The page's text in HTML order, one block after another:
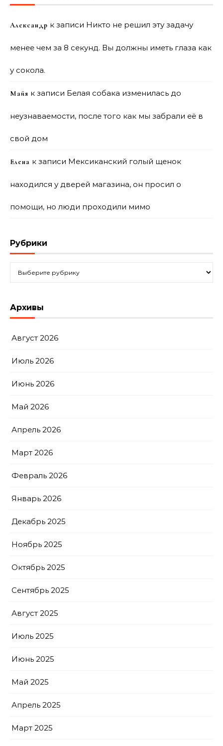
Александр к записи Никто не решил эту задачу
менее чем за 8 секунд. Вы должны иметь глаза как
у сокола.
Майя к записи Белая собака изменилась до
неузнаваемости, после того как мы забрали её в
свой дом
Елена к записи Мексиканский голый щенок
находился у дверей магазина, он просил о
помощи, но люди проходили мимо
Рубрики
Архивы
Август 2026
Июль 2026
Июнь 2026
Май 2026
Апрель 2026
Март 2026
Февраль 2026
Январь 2026
Декабрь 2025
Ноябрь 2025
Октябрь 2025
Сентябрь 2025
Август 2025
Июль 2025
Июнь 2025
Май 2025
Апрель 2025
Март 2025